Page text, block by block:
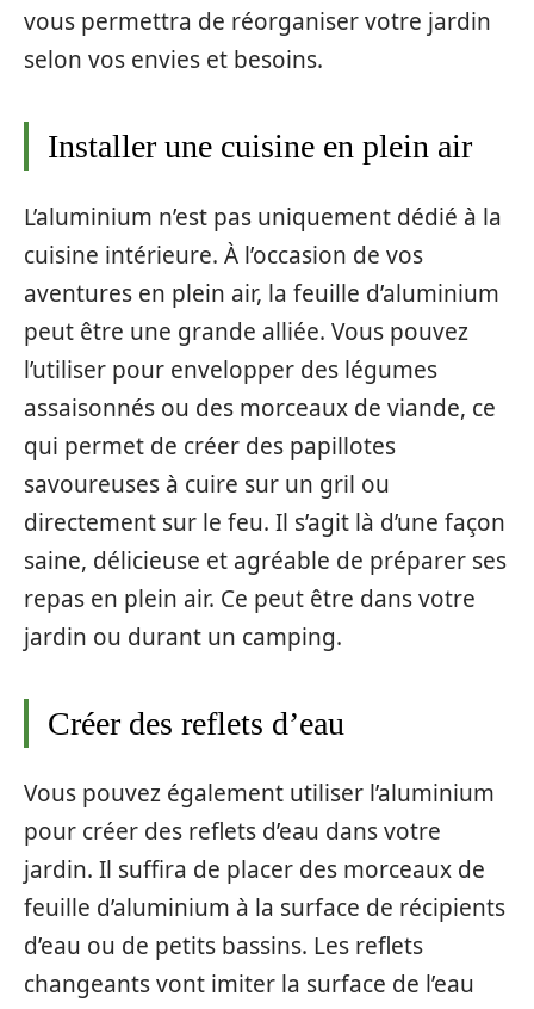
vous permettra de réorganiser votre jardin
selon vos envies et besoins.
Installer une cuisine en plein air
L’aluminium n’est pas uniquement dédié à la
cuisine intérieure. À l’occasion de vos
aventures en plein air, la feuille d’aluminium
peut être une grande alliée. Vous pouvez
l’utiliser pour envelopper des légumes
assaisonnés ou des morceaux de viande, ce
qui permet de créer des papillotes
savoureuses à cuire sur un gril ou
directement sur le feu. Il s’agit là d’une façon
saine, délicieuse et agréable de préparer ses
repas en plein air. Ce peut être dans votre
jardin ou durant un camping.
Créer des reflets d’eau
Vous pouvez également utiliser l’aluminium
pour créer des reflets d’eau dans votre
jardin. Il suffira de placer des morceaux de
feuille d’aluminium à la surface de récipients
d’eau ou de petits bassins. Les reflets
changeants vont imiter la surface de l’eau